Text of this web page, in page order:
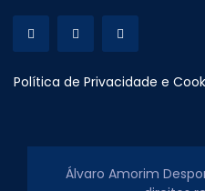
Política de Privacidade e
Álvaro Amorim